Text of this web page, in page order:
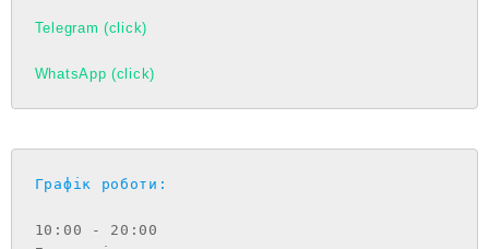
Telegram (click)
WhatsApp (click)
Графік роботи:
10:00 - 20:00